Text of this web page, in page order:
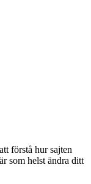
förstå hur sajten
som helst ändra ditt